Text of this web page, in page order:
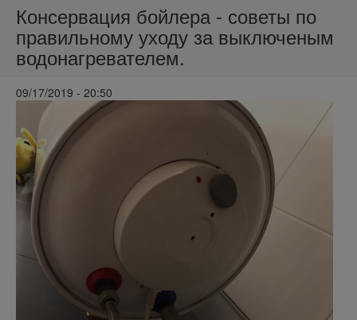
Консервация бойлера - советы по
правильному уходу за выключеным
водонагревателем.
09/17/2019 - 20:50